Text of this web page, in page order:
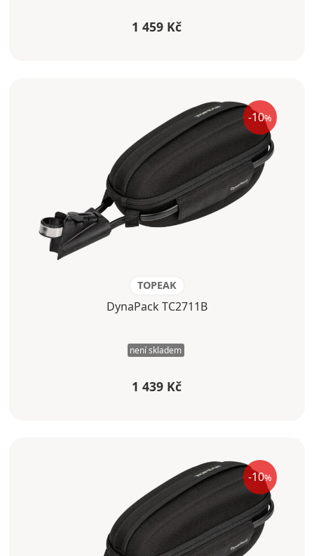
1 459 Kč
-10%
TOPEAK
DynaPack TC2711B
není skladem
1 439 Kč
-10%